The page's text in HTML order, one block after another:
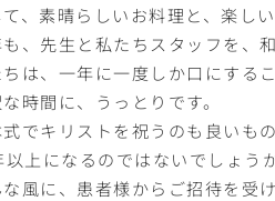
、素晴らしいお料理と、楽し
、先生と私たちスタッフを、
は、一年に一度しか口にする
時間に、うっとりです。
でキリストを祝うのも良いも
以上になるのではないでしょう
風に、患者様からご招待を受